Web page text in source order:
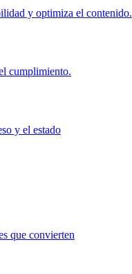
y optimiza el contenido.
cumplimiento.
y el estado
que convierten